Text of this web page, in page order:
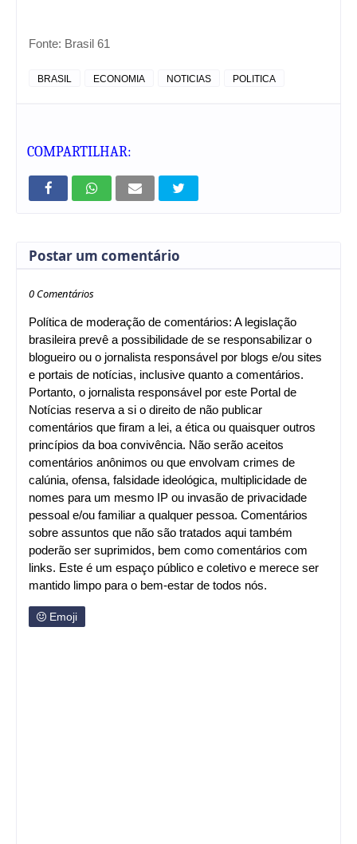
Fonte: Brasil 61
BRASIL ECONOMIA NOTICIAS POLITICA
COMPARTILHAR:
Postar um comentário
0 Comentários
Política de moderação de comentários: A legislação
brasileira prevê a possibilidade de se responsabilizar o
blogueiro ou o jornalista responsável por blogs e/ou sites
e portais de notícias, inclusive quanto a comentários.
Portanto, o jornalista responsável por este Portal de
Notícias reserva a si o direito de não publicar
comentários que firam a lei, a ética ou quaisquer outros
princípios da boa convivência. Não serão aceitos
comentários anônimos ou que envolvam crimes de
calúnia, ofensa, falsidade ideológica, multiplicidade de
nomes para um mesmo IP ou invasão de privacidade
pessoal e/ou familiar a qualquer pessoa. Comentários
sobre assuntos que não são tratados aqui também
poderão ser suprimidos, bem como comentários com
links. Este é um espaço público e coletivo e merece ser
mantido limpo para o bem-estar de todos nós.
Emoji